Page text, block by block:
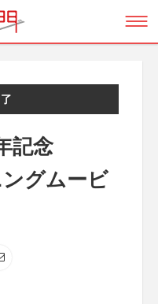
記念
グムービ